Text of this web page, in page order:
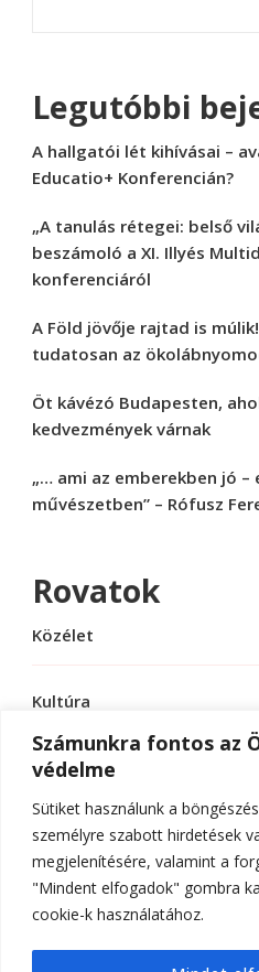
Számunkra fontos az
védelme
Sütiket használunk a
személyre szabott hirdetések
megjelenítésére, valamint a
"Mindent elfogadok" gombra
cookie-k használatához.
Legutóbbi
A hallgatói lét kihívásai –
Educatio+ Konferencián?
„A tanulás rétegei: belső
beszámoló a XI. Illyés
konferenciáról
A Föld jövője rajtad is
tudatosan az
Öt kávézó Budapesten,
kedvezmények várnak
„… ami az emberekben jó –
művészetben” – Rófusz
Rovatok
Közélet
Kultúra
Sport
Tudomány
© Szerzői jog 2026